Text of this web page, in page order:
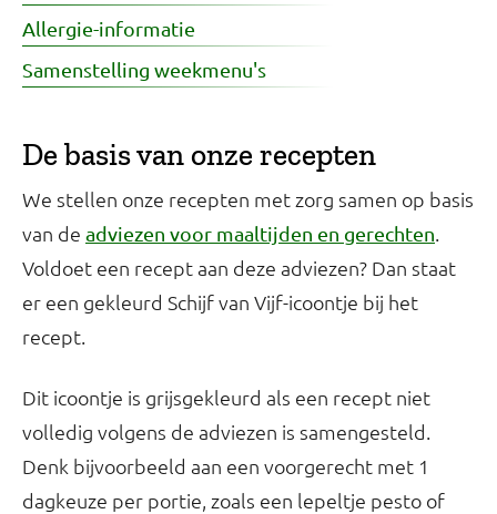
Allergie-informatie
Samenstelling weekmenu's
De basis van onze recepten
We stellen onze recepten met zorg samen op basis
van de adviezen voor maaltijden en gerechten.
Voldoet een recept aan deze adviezen? Dan staat
er een gekleurd Schijf van Vijf-icoontje bij het
recept.
Dit icoontje is grijsgekleurd als een recept niet
volledig volgens de adviezen is samengesteld.
Denk bijvoorbeeld aan een voorgerecht met 1
dagkeuze per portie, zoals een lepeltje pesto of